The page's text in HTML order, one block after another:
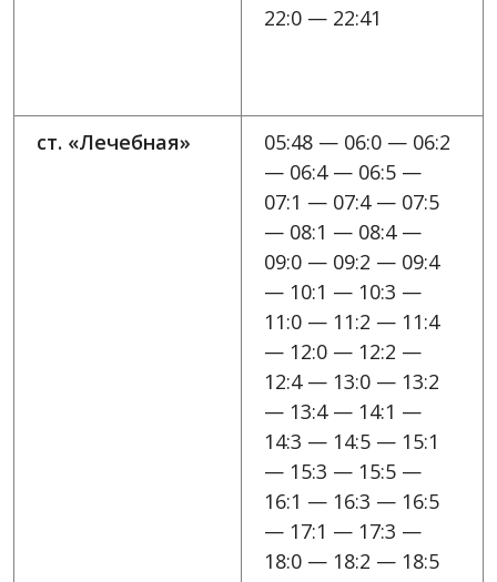
22:0 — 22:41
ст. «Лечебная»
05:48 — 06:0 — 06:2
— 06:4 — 06:5 —
07:1 — 07:4 — 07:5
— 08:1 — 08:4 —
09:0 — 09:2 — 09:4
— 10:1 — 10:3 —
11:0 — 11:2 — 11:4
— 12:0 — 12:2 —
12:4 — 13:0 — 13:2
— 13:4 — 14:1 —
14:3 — 14:5 — 15:1
— 15:3 — 15:5 —
16:1 — 16:3 — 16:5
— 17:1 — 17:3 —
18:0 — 18:2 — 18:5